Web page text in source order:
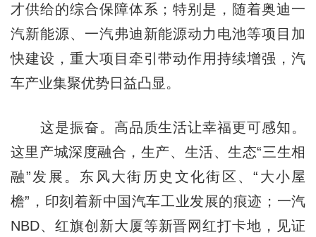
才供给的综合保障体系；特别是，随着奥迪一
汽新能源、一汽弗迪新能源动力电池等项目加
快建设，重大项目牵引带动作用持续增强，汽
车产业集聚优势日益凸显。
这是振奋。高品质生活让幸福更可感知。
这里产城深度融合，生产、生活、生态“三生相
融”发展。东风大街历史文化街区、“大小屋
檐”，印刻着新中国汽车工业发展的痕迹；一汽
NBD、红旗创新大厦等新晋网红打卡地，见证